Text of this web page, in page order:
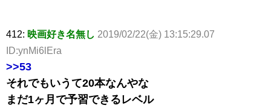
412: 映画好き名無し 2019/02/22(金) 13:15:29.07
ID:ynMi6lEra
>>53
それでもいうて20本なんやな
まだ1ヶ月で予習できるレベル